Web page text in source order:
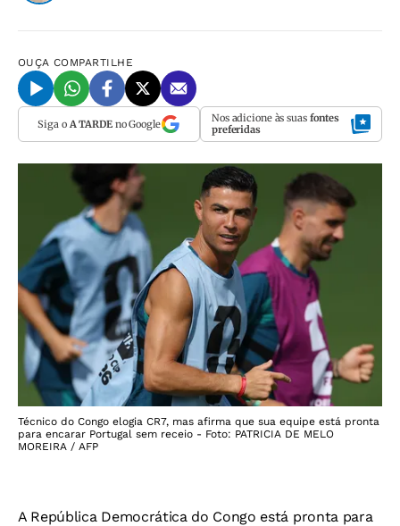
OUÇA COMPARTILHE
Siga o A TARDEno Google Nos adicione às suas fontes
preferidas
Técnico do Congo elogia CR7, mas afirma que sua equipe está pronta
para encarar Portugal sem receio - Foto: PATRICIA DE MELO
MOREIRA / AFP
A República Democrática do Congo está pronta para